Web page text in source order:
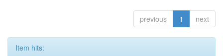
previous 1 next
Item hits: